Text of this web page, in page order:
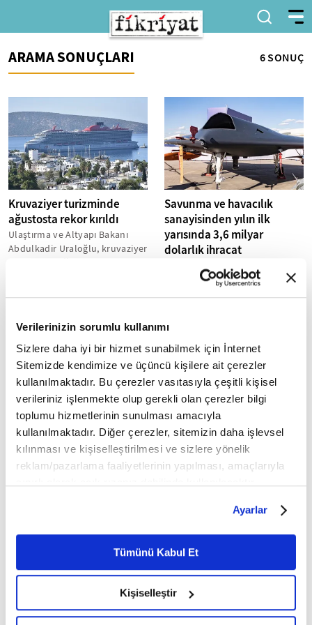
Verilerinizin sorumlu kullanımı
Sizlere daha iyi bir hizmet sunabilmek için İnternet
Sitemizde kendimize ve üçüncü kişilere ait çerezler
kullanılmaktadır. Bu çerezler vasıtasıyla çeşitli kişisel
verileriniz işlenmekte olup gerekli olan çerezler bilgi
toplumu hizmetlerinin sunulması amacıyla
kullanılmaktadır. Diğer çerezler, sitemizin daha işlevsel
kılınması ve kişiselleştirilmesi ve sizlere yönelik
reklam/pazarlama faaliyetlerinin yapılması, amaçlarıyla
belirleyebilirsiniz. Çerezlere ilişkin detaylı bilgi için
Ayarlar butonuna tıklayabilir,Çerez Bilgilendirme
Metnimizi ziyaret edebilirsiniz.
6698 sayılı Kişisel Verilerin Korunması Kanunu uyarınca
okumak ve sitemizi ziyaretiniz kapsamında
gerçekleştirilen veri işleme faaliyetleri ile ilgili daha
Ayarlar
Tümünü Kabul Et
Kişiselleştir
ARAMA SONUÇLARI 6 SONUÇ
Kruvaziyer turizminde
ağustosta rekor kırıldı
Ulaştırma ve Altyapı Bakanı
Abdulkadir Uraloğlu, kruvaziyer
Savunma ve havacılık
sanayisinden yılın ilk
yarısında 3,6 milyar
dolarlık ihracat
bu yılın ilk 6 ayında geçen yılın
Türkiye'de geçen yıl anne
ölüm oranı en düşük
seviyeye geriledi
Sağlık Bakanlığı, geçen yıl yüz
Suudi Arabistan'da 75 bini
aşkın kişi hac
yönetmeliklerini ihlal ettiği
için geri gönderildi
yürütülen kontroller
kişinin hac...